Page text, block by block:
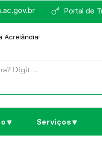
Portal de
Acrelândia!
Serviços🔽